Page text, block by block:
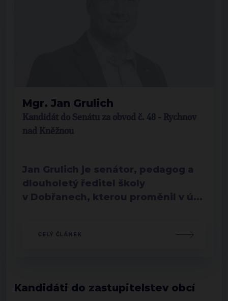
Mgr. Jan Grulich
Kandidát do Senátu za obvod č. 48 - Rychnov
nad Kněžnou
Jan Grulich je senátor, pedagog a
dlouholetý ředitel školy
v Dobřanech, kterou proměnil v ú...
CELÝ ČLÁNEK
Kandidáti do zastupitelstev obcí